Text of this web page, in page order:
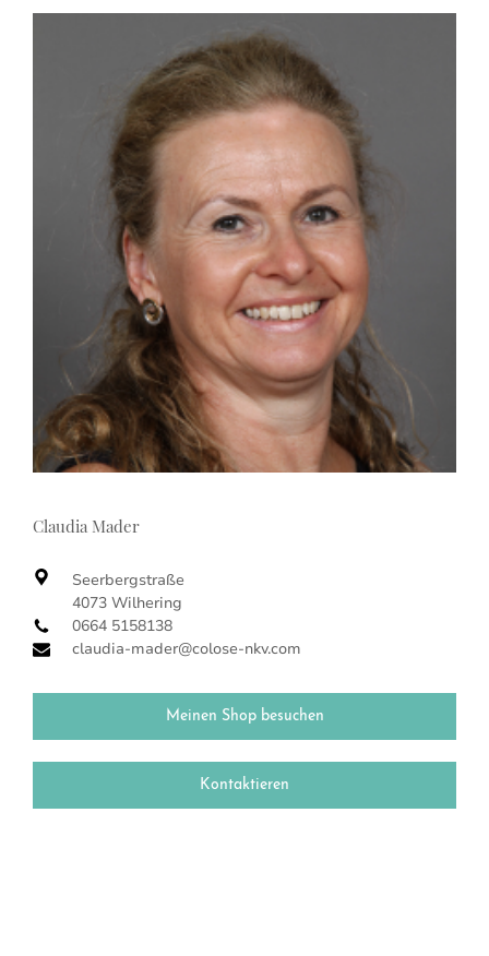
Claudia Mader
Seerbergstraße
4073 Wilhering
0664 5158138
claudia-mader@colose-nkv.com
Meinen Shop besuchen
Kontaktieren